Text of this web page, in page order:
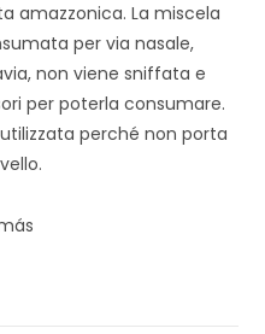
amazzonica. La miscela
per via nasale,
non viene sniffata e
per poterla consumare.
perché non porta